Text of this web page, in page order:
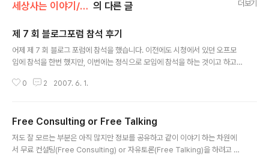
세상사는 이야기/만남이야기 의 다른 글 더보기
제 7 회 블로그포럼 참석 후기
어제 제 7 회 블로그 포럼에 참석을 했습니다. 이전에도 시청에서 있던 오프모
임에 참석을 한번 했지만, 이번에는 정식으로 모임에 참석을 하는 것이고 하고,
길어지는 관계로 이번에도 좀 늦게 도착을 하고야 말았습니다. 그래도 불행 중
자이신 양광모 소장님을 모시고 인맥관리에 대한 이야기가 전개가 되었는데, 주
제가 인맥이다 보니 좋은 인맥은 무엇이며, 어떻게 좋은 인맥을 만드는가에 대
해서 많은 분들의 생각을 들을 수 있었습니다. 다만 좀 시간이 그리 많지 않아서
0 2 2007. 6. 1.
Free Consulting or Free Talking
저도 잘 모르는 부분은 아직 많지만 정보를 공유하고 같이 이야기 하는 차원에
서 무료 컨설팅(Free Consulting) or 자유토론(Free Talking)을 하려고 합